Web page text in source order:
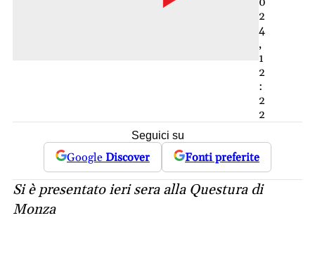
2
4
,
1
2
:
2
2
Seguici su
Google Discover Fonti preferite
Si è presentato ieri sera alla Questura di
Monza